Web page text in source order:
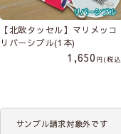
【北欧タッセル】マリメッコ
リバーシブル(1本)
1,650 税込
サンプル請求対象外です